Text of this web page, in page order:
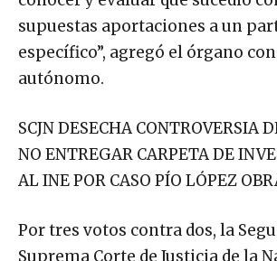
supuestas aportaciones a un
específico”, agregó el órgano
autónomo.
SCJN DESECHA CONTROVERSIA
NO ENTREGAR CARPETA DE
AL INE POR CASO PÍO LÓPEZ
Por tres votos contra dos, la
Suprema Corte de Justicia de la